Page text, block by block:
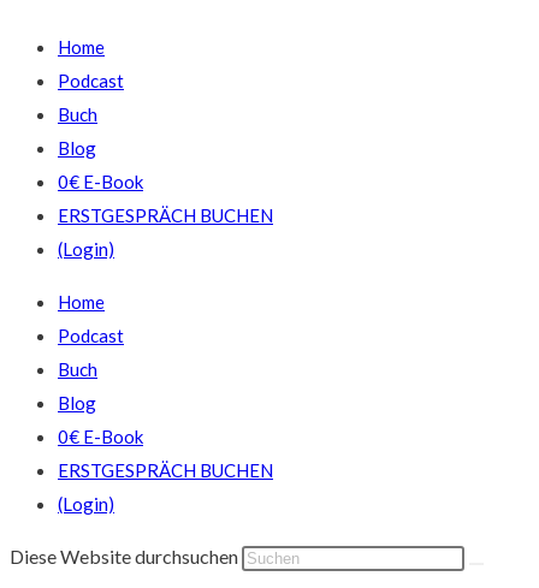
Home
Podcast
Buch
Blog
0€ E-Book
ERSTGESPRÄCH BUCHEN
(Login)
Home
Podcast
Buch
Blog
0€ E-Book
ERSTGESPRÄCH BUCHEN
(Login)
Diese Website durchsuchen